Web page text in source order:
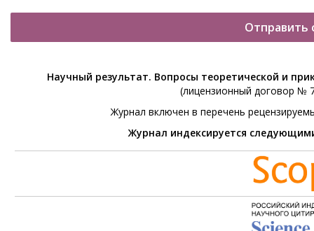
Отправить
Научный результат. Вопросы теоретической и
(лицензионный договор №
Журнал включен в перечень
Журнал индексируется